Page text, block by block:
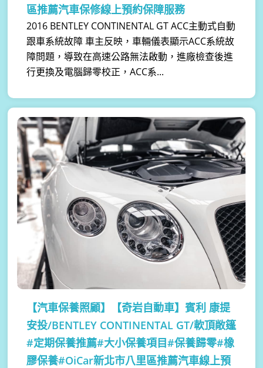
區推薦汽車保修線上預約保障服務
2016 BENTLEY CONTINENTAL GT ACC主動式自動
跟車系統故障 車主反映，車輛儀表顯示ACC系統故
障問題，導致在高速公路無法啟動，進廠檢查後進
行更換及電腦歸零校正，ACC系...
【汽車保養照顧】
【奇岩自動車】賓利 康提
安投/BENTLEY CONTINENTAL GT/軟頂敞篷
#定期保養推薦#大小保養項目#保養歸零#橡
膠保養#OiCar新北市八里區推薦汽車線上預